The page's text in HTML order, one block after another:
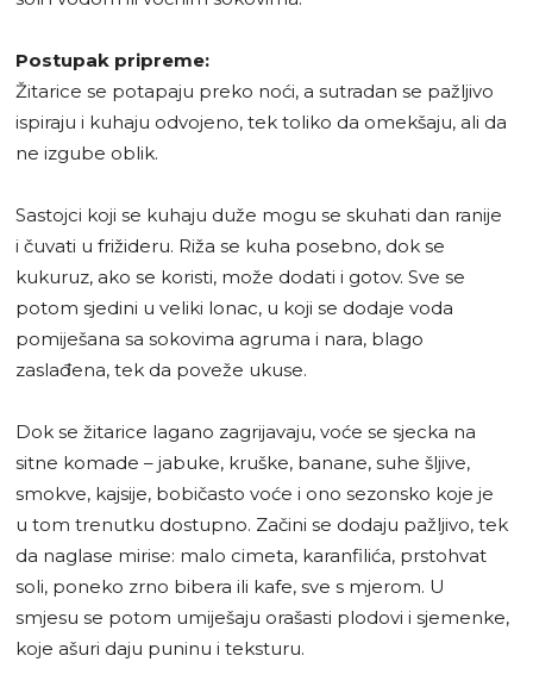
Postupak pripreme:
Žitarice se potapaju preko noći, a sutradan se pažljivo
ispiraju i kuhaju odvojeno, tek toliko da omekšaju, ali da
ne izgube oblik.
Sastojci koji se kuhaju duže mogu se skuhati dan ranije
i čuvati u frižideru. Riža se kuha posebno, dok se
kukuruz, ako se koristi, može dodati i gotov. Sve se
potom sjedini u veliki lonac, u koji se dodaje voda
pomiješana sa sokovima agruma i nara, blago
zaslađena, tek da poveže ukuse.
Dok se žitarice lagano zagrijavaju, voće se sjecka na
sitne komade – jabuke, kruške, banane, suhe šljive,
smokve, kajsije, bobičasto voće i ono sezonsko koje je
u tom trenutku dostupno. Začini se dodaju pažljivo, tek
da naglase mirise: malo cimeta, karanfilića, prstohvat
soli, poneko zrno bibera ili kafe, sve s mjerom. U
smjesu se potom umiješaju orašasti plodovi i sjemenke,
koje ašuri daju puninu i teksturu.